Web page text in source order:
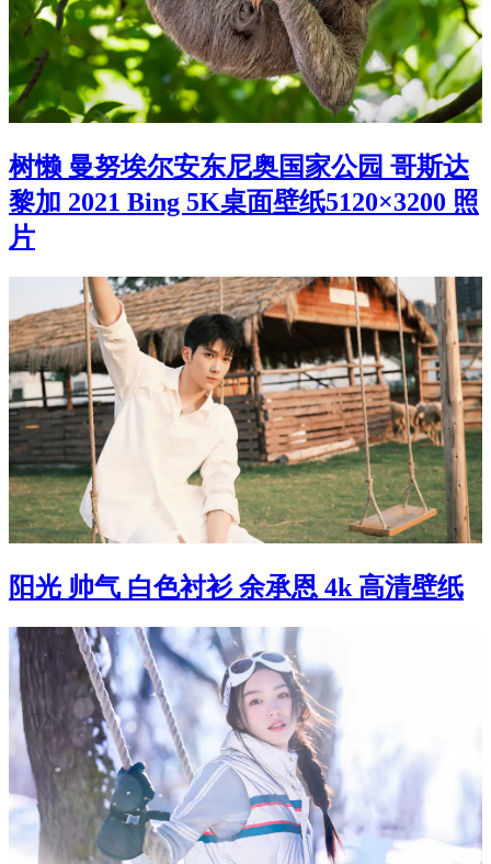
树懒 曼努埃尔安东尼奥国家公园 哥斯达
黎加 2021 Bing 5K桌面壁纸5120×3200 照
片
阳光 帅气 白色衬衫 余承恩 4k 高清壁纸